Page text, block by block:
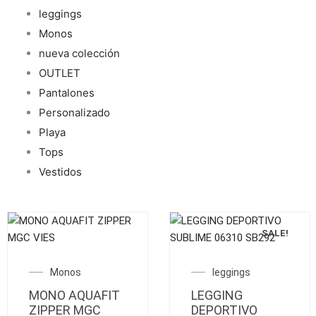
leggings
Monos
nueva colección
OUTLET
Pantalones
Personalizado
Playa
Tops
Vestidos
múltiples
variantes.
Monos
MONO AQUAFIT
ZIPPER MGC
SALE!
Este
tiene
variantes.
leggings
LEGGING
DEPORTIVO
El
precio
original